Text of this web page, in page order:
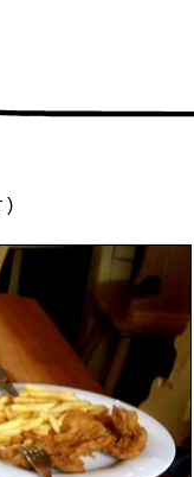
)